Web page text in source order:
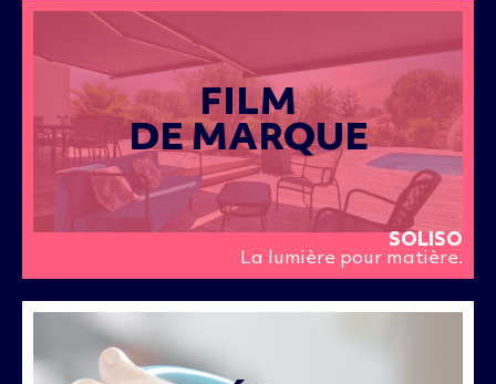
FILM
DE MARQUE
SOLISO
La lumière pour matière.